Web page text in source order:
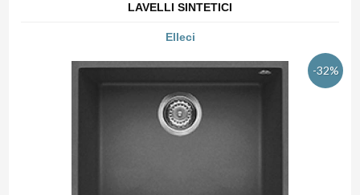
LAVELLI SINTETICI
Elleci
-32%